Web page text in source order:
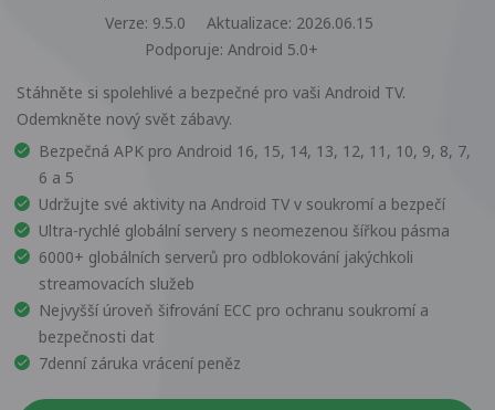
Verze: 9.5.0
Aktualizace: 2026.06.15
Podporuje: Android 5.0+
Stáhněte si spolehlivé a bezpečné pro vaši Android TV.
Odemkněte nový svět zábavy.
Bezpečná APK pro Android 16, 15, 14, 13, 12, 11, 10, 9, 8, 7,
6 a 5
Udržujte své aktivity na Android TV v soukromí a bezpečí
Ultra-rychlé globální servery s neomezenou šířkou pásma
6000+ globálních serverů pro odblokování jakýchkoli
streamovacích služeb
Nejvyšší úroveň šifrování ECC pro ochranu soukromí a
bezpečnosti dat
7denní záruka vrácení peněz